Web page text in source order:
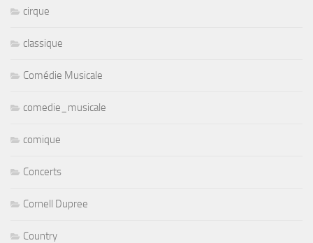
cirque
classique
Comédie Musicale
comedie_musicale
comique
Concerts
Cornell Dupree
Country